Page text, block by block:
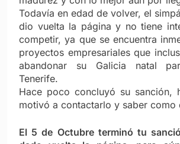
Todavía en edad de volver, el
dio vuelta la página y no tiene
competir, ya que se encuentra
proyectos empresariales que
abandonar su Galicia natal
Tenerife.
Hace poco concluyó su sanción,
motivó a contactarlo y saber como
El 5 de Octubre terminó tu